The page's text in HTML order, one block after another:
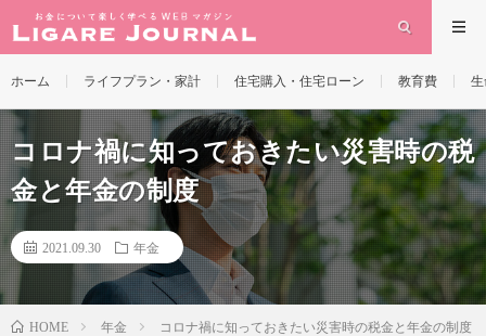
ホーム ライフプラン・家計 住宅購入・住宅ローン 教育費
コロナ禍に知っておきたい災害時の税
金と年金の制度
2021.09.30 年金
HOME 年金 コロナ禍に知っておきたい災害時の税金と年金の制度